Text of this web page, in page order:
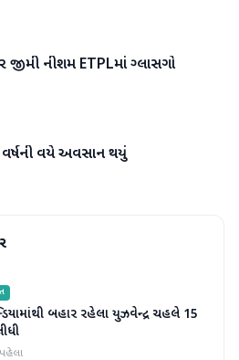
જીમી નીશમ ETPLમાં ગ્લાસગો
વર્ષની વયે અવસાન થયું
બહાર રહેલા યુઝવેન્દ્ર ચહલે 15